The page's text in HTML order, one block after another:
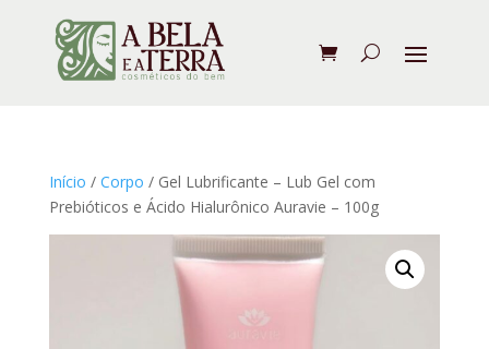
Início / Corpo / Gel Lubrificante – Lub Gel com
Prebióticos e Ácido Hialurônico Auravie – 100g